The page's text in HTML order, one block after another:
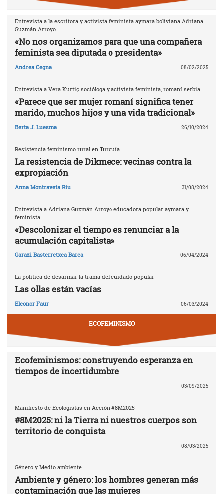
Entrevista a la escritora y activista feminista aymara boliviana Adriana
Guzmán Arroyo
«No nos organizamos para que una compañera
feminista sea diputada o presidenta»
Andrea Cegna 08/02/2025
Entrevista a Vera Kurtiç socióloga y activista feminista, romaní serbia
«Parece que ser mujer romaní significa tener
marido, muchos hijos y una vida tradicional»
Berta J. Luesma 26/10/2024
Resistencia feminismo rural en Turquía
La resistencia de Dikmece: vecinas contra la
expropiación
Anna Montraveta Riu 31/08/2024
Entrevista a Adriana Guzmán Arroyo educadora popular aymara y
feminista
«Descolonizar el tiempo es renunciar a la
acumulación capitalista»
Garazi Basterretxea Barea 06/04/2024
La política de desarmar la trama del cuidado popular
Las ollas están vacías
Eleonor Faur 06/03/2024
ECOFEMINISMO
Ecofeminismos: construyendo esperanza en
tiempos de incertidumbre
03/09/2025
Manifiesto de Ecologistas en Acción #8M2025
#8M2025: ni la Tierra ni nuestros cuerpos son
territorio de conquista
08/03/2025
Género y Medio ambiente
Ambiente y género: los hombres generan más
contaminación que las mujeres